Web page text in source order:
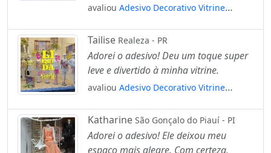
avaliou Adesivo Decorativo Vitrine
Tailise Realeza - PR
Adorei o adesivo! Deu um toque super
leve e divertido à minha vitrine.
avaliou Adesivo Decorativo Vitrine
Katharine São Gonçalo do Piauí - PI
Adorei o adesivo! Ele deixou meu
espaço mais alegre. Com certeza,